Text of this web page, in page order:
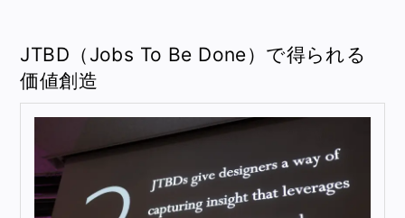
JTBD（Jobs To Be Done）で得られる
価値創造